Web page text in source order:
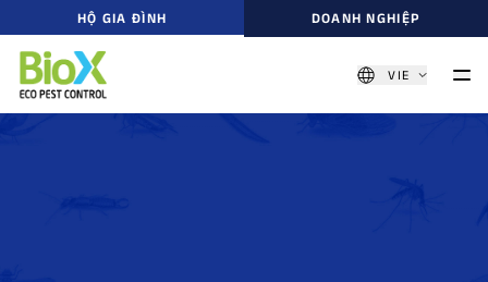
HỘ GIA ĐÌNH DOANH NGHIỆP
VIE